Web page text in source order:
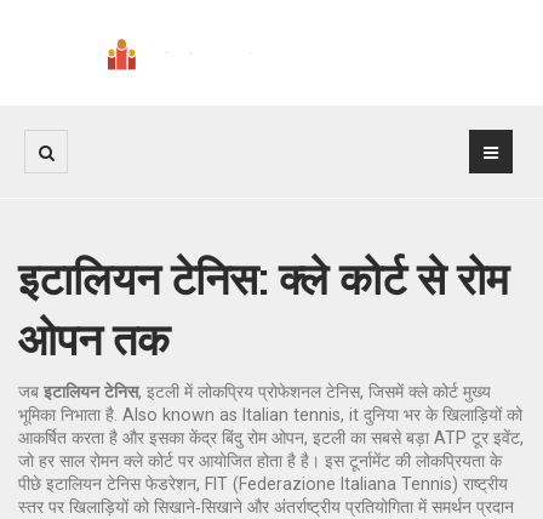
इटालियन टेनिस: क्ले कोर्ट से रोम
ओपन तक
जब इटालियन टेनिस, इटली में लोकप्रिय प्रोफेशनल टेनिस, जिसमें क्ले कोर्ट मुख्य
भूमिका निभाता है . Also known as Italian tennis, it दुनिया भर के खिलाड़ियों को
आकर्षित करता है और इसका केंद्र बिंदु रोम ओपन, इटली का सबसे बड़ा ATP टूर इवेंट,
जो हर साल रोमन क्ले कोर्ट पर आयोजित होता है है। इस टूर्नामेंट की लोकप्रियता के
पीछे इटालियन टेनिस फेडरेशन, FIT (Federazione Italiana Tennis) राष्ट्रीय
स्तर पर खिलाड़ियों को सिखाने‑सिखाने और अंतर्राष्ट्रीय प्रतियोगिता में समर्थन प्रदान